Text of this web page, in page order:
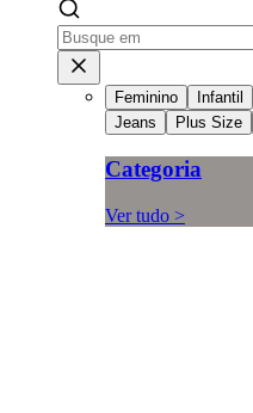
Feminino Infantil
Jeans
Plus Size
Categoria
Ver tudo >